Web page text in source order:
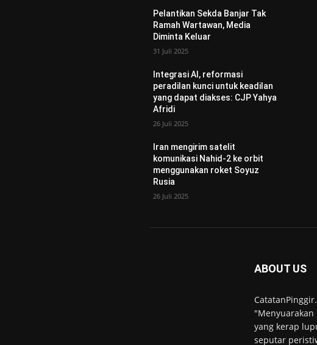
Pelantikan Sekda Banjar Tak
Ramah Wartawan, Media
Diminta Keluar
31 Juli 2025
Integrasi AI, reformasi
peradilan kunci untuk keadilan
yang dapat diakses: CJP Yahya
Afridi
26 Juli 2025
Iran mengirim satelit
komunikasi Nahid-2 ke orbit
menggunakan roket Soyuz
Rusia
26 Juli 2025
ABOUT US
yang kerap
seputar